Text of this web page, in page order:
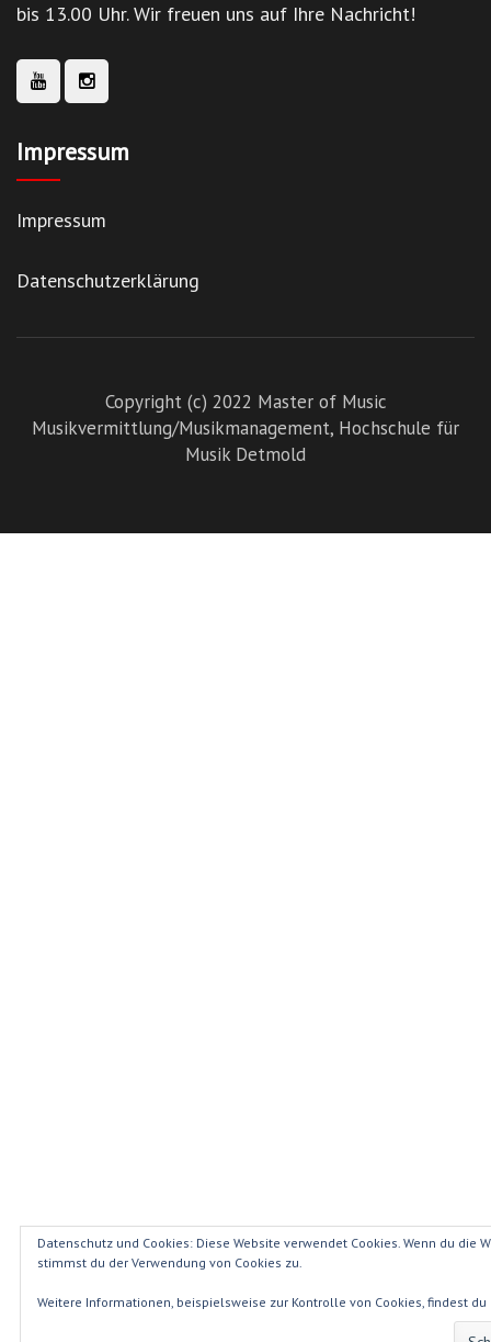
bis 13.00 Uhr. Wir freuen uns auf Ihre Nachricht!
Impressum
Impressum
Datenschutzerklärung
Copyright (c) 2022 Master of Music
Musikvermittlung/Musikmanagement, Hochschule für
Musik Detmold
Datenschutz und Cookies: Diese Website verwendet Cookies. Wenn du die
stimmst du der Verwendung von Cookies zu.
Weitere Informationen, beispielsweise zur Kontrolle von Cookies, findest